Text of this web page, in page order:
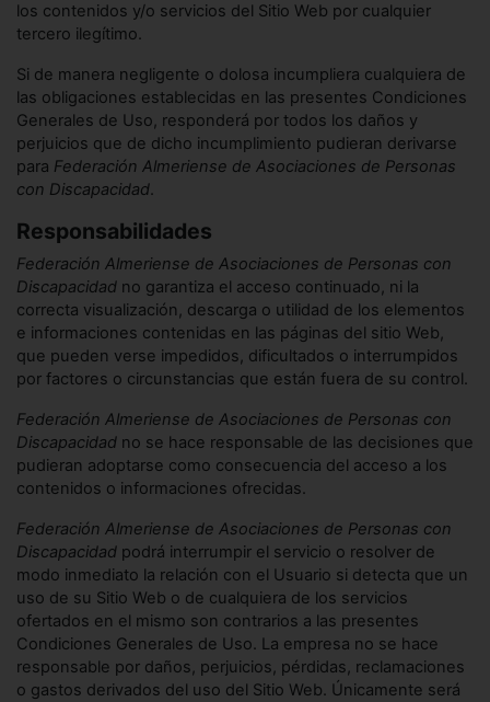
los contenidos y/o servicios del Sitio Web por cualquier
tercero ilegítimo.
Si de manera negligente o dolosa incumpliera cualquiera de
las obligaciones establecidas en las presentes Condiciones
Generales de Uso, responderá por todos los daños y
perjuicios que de dicho incumplimiento pudieran derivarse
para Federación Almeriense de Asociaciones de Personas
con Discapacidad.
Responsabilidades
Federación Almeriense de Asociaciones de Personas con
Discapacidad no garantiza el acceso continuado, ni la
correcta visualización, descarga o utilidad de los elementos
e informaciones contenidas en las páginas del sitio Web,
que pueden verse impedidos, dificultados o interrumpidos
por factores o circunstancias que están fuera de su control.
Federación Almeriense de Asociaciones de Personas con
Discapacidad no se hace responsable de las decisiones que
pudieran adoptarse como consecuencia del acceso a los
contenidos o informaciones ofrecidas.
Federación Almeriense de Asociaciones de Personas con
Discapacidad podrá interrumpir el servicio o resolver de
modo inmediato la relación con el Usuario si detecta que un
uso de su Sitio Web o de cualquiera de los servicios
ofertados en el mismo son contrarios a las presentes
Condiciones Generales de Uso. La empresa no se hace
responsable por daños, perjuicios, pérdidas, reclamaciones
o gastos derivados del uso del Sitio Web. Únicamente será